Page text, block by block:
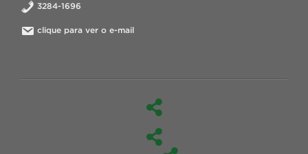
3284-1696
clique para ver o e-mail